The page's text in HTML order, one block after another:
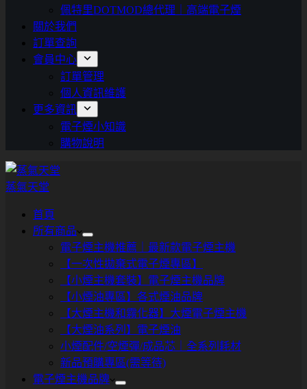
佩特里DOTMOD總代理｜高端電子煙
關於我們
訂單查詢
會員中心
訂單管理
個人資訊維護
更多資訊
電子煙小知識
購物說明
蒸氣天堂
首頁
所有商品
電子煙主機推薦｜最新款電子煙主機
【一次性拋棄式電子煙專區】
【小煙主機套裝】電子煙主機品牌
【小煙油專區】各式煙油品牌
【大煙主機和霧化器】大煙電子煙主機
【大煙油系列】電子煙油
小煙配件/空煙彈/成品芯｜全系列耗材
新品預購專區(需等待)
電子煙主機品牌